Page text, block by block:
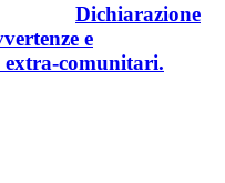
Dichiarazione
e
extra-comunitari.